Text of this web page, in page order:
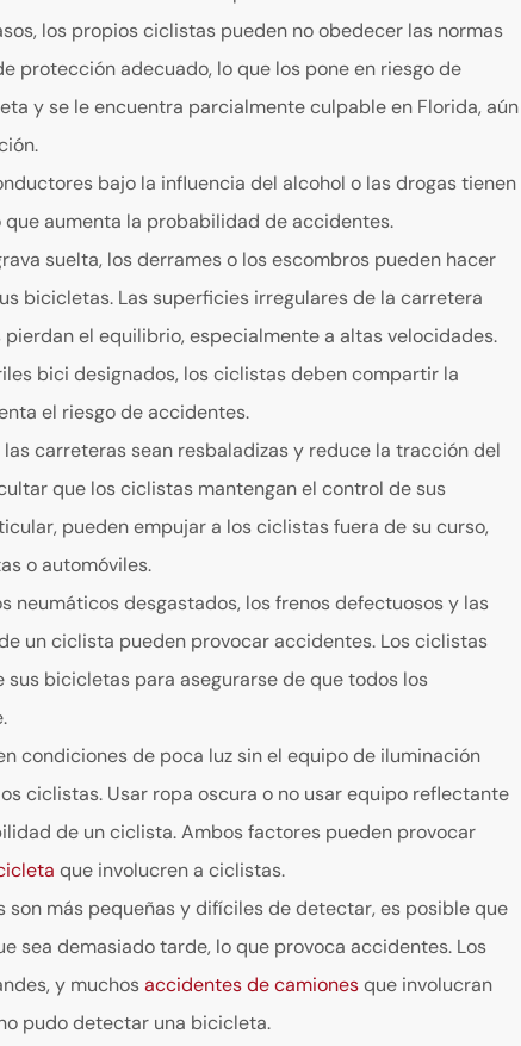
los propios ciclistas pueden no obedecer las normas
protección adecuado, lo que los pone en riesgo de
y se le encuentra parcialmente culpable en Florida, aún
bajo la influencia del alcohol o las drogas tienen
aumenta la probabilidad de accidentes.
suelta, los derrames o los escombros pueden hacer
bicicletas. Las superficies irregulares de la carretera
el equilibrio, especialmente a altas velocidades.
bici designados, los ciclistas deben compartir la
el riesgo de accidentes.
carreteras sean resbaladizas y reduce la tracción del
que los ciclistas mantengan el control de sus
pueden empujar a los ciclistas fuera de su curso,
o automóviles.
neumáticos desgastados, los frenos defectuosos y las
un ciclista pueden provocar accidentes. Los ciclistas
bicicletas para asegurarse de que todos los
condiciones de poca luz sin el equipo de iluminación
ciclistas. Usar ropa oscura o no usar equipo reflectante
de un ciclista. Ambos factores pueden provocar
que involucren a ciclistas.
son más pequeñas y difíciles de detectar, es posible que
sea demasiado tarde, lo que provoca accidentes. Los
y muchosaccidentes de camionesque involucran
pudo detectar una bicicleta.